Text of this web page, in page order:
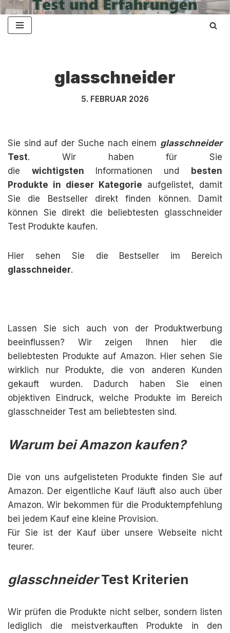
Zum
glasschneider
5. FEBRUAR 2026
Sie sind auf der Suche nach einem glasschneider
Test. Wir haben für Sie
die wichtigsten Informationen und
besten
Produkte in dieser Kategorie aufgelistet, damit
Sie die Bestseller direkt finden können. Damit
können Sie direkt die beliebtesten glasschneider
Test Produkte kaufen.
Hier sehen Sie die Bestseller im Bereich
glasschneider.
Lassen Sie sich auch von der Produktwerbung
beeinflussen? Wir zeigen Ihnen hier die
beliebtesten Produkte auf Amazon. Hier sehen Sie
wirklich nur Produkte, die von anderen Kunden
gekauft wurden. Dadurch haben Sie einen
objektiven Eindruck, welche Produkte im Bereich
glasschneider Test am beliebtesten sind.
Warum bei Amazon kaufen?
Die von uns aufgelisteten Produkte finden Sie auf
Amazon. Der eigentliche Kauf läuft also auch über
Amazon. Wir bekommen für die Produktempfehlung
bei jedem Kauf eine kleine Provision.
Für Sie ist der Kauf über unsere Webseite nicht
teurer.
glasschneiderTest Kriterien
Wir prüfen die Produkte nicht selber, sondern listen
lediglich die meistverkauften Produkte in den